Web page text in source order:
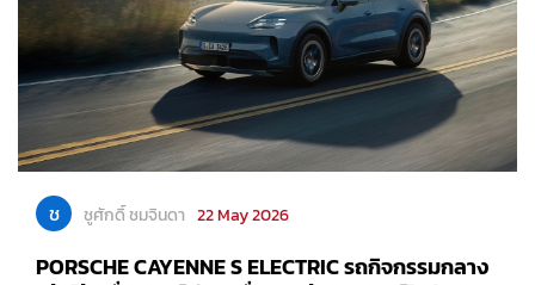
ช ชูศักดิ์ ชมจินดา 22 May 2026
PORSCHE CAYENNE S ELECTRIC รถกิจกรรมกลาง